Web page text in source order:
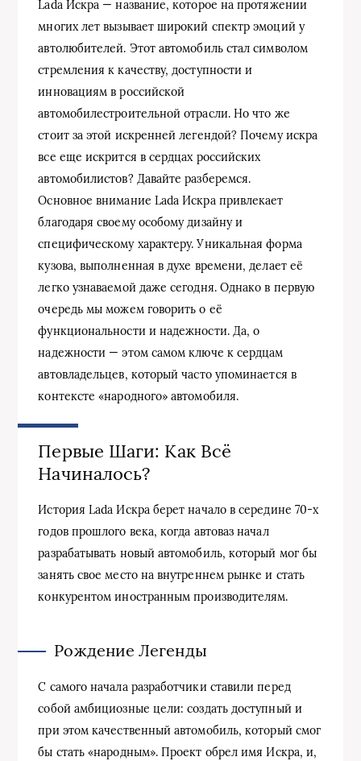
Lada Искра — название, которое на протяжении
многих лет вызывает широкий спектр эмоций у
автолюбителей. Этот автомобиль стал символом
стремления к качеству, доступности и
инновациям в российской
автомобилестроительной отрасли. Но что же
стоит за этой искренней легендой? Почему искра
все еще искрится в сердцах российских
автомобилистов? Давайте разберемся.
Основное внимание Lada Искра привлекает
благодаря своему особому дизайну и
специфическому характеру. Уникальная форма
кузова, выполненная в духе времени, делает её
легко узнаваемой даже сегодня. Однако в первую
очередь мы можем говорить о её
функциональности и надежности. Да, о
надежности — этом самом ключе к сердцам
автовладельцев, который часто упоминается в
контексте «народного» автомобиля.
Первые Шаги: Как Всё
Начиналось?
История Lada Искра берет начало в середине 70-х
годов прошлого века, когда автоваз начал
разрабатывать новый автомобиль, который мог бы
занять свое место на внутреннем рынке и стать
конкурентом иностранным производителям.
Рождение Легенды
С самого начала разработчики ставили перед
собой амбициозные цели: создать доступный и
при этом качественный автомобиль, который смог
бы стать «народным». Проект обрел имя Искра, и,